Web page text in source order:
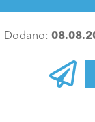
Dodano: